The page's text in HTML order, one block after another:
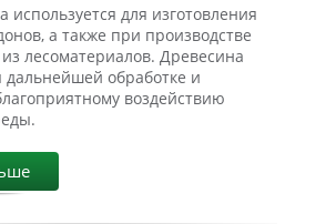
используется для изготовления
а также при производстве
лесоматериалов. Древесина
дальнейшей обработке и
воздействию